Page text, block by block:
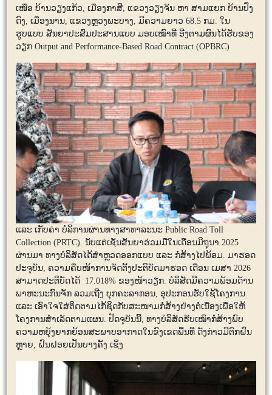
ເໜືອ ບ້ານວຽງແກ້ວ, ເມືອງກາສີ, ແຂວງວຽງຈັນ ຫາ ສາມແຍກ ບ້ານປົ່ງ
ດົງ, ເມືອງນານ, ແຂວງຫຼວງພະບາງ, ມີຄວາມຍາວ 68.5 ກມ. ໃນ
ຮູບແບບ ສັນຍາປະສົມປະສານແບບ ມອບເໝົາທີ່ ອີງຕາມຜົນໄດ້ຮັບຂອງ
ວຽກ Output and Performance-Based Road Contract (OPBRC)
ແລະ ເກັບຄ່າ ບໍລິການຜ່ານທາງສາທາລະນະ Public Road Toll
Collection (PRTC). ນັບແຕ່ເຊັນສັນຍາຮ່ວມມືໃນເດືອນມິຖຸນາ 2025
ຜ່ານມາ ທາງບໍລິສັດໄດ້ສຳຫຼວດອອກແບບ ແລະ ກໍ່ສ້າງໄປພ້ອມ. ມາຮອດ
ປະຈຸບັນ, ຄວາມຄືບໜ້າການຈັດຕັ້ງປະຕິບັດມາຮອດ ເດືອນ ເມສາ 2026
ສາມາດປະຕິບັດໄດ້ 17.018% ຂອງໜ້າວຽກ. ບໍລິສັດມີຄວາມພ້ອມດ້ານ
ພາຫະນະກົນຈັກ ລວມເຖີງ ບຸກຄະລາກອນ, ອຸປະກອນຮັບໃຊ້ໂຄງການ
ແລະ ເອົາໃຈໃສ່ຕິດຕາມໄກ້ຊິດກັບສະໜາມກໍ່ສ້າງຢ່າງຕໍ່ເນື່ອງເພື່ອໃຫ້
ໂຄງການສຳເລັດຕາມແຜນ. ປັດຈຸບັນນີ້, ທາງບໍລິສັດຮັບເໝົາກໍ່ສ້າງພົບ
ຄວາມຫຍຸ້ງຍາກຍ້ອນສະພາບອາກາດໃນຂົງເຂດພື້ນທີ່ ດັ່ງກ່າວມີຕົກຝົນ
ຫຼາຍ, ຝົນຝອຍເປັນບາງຄັ້ງ ເຊິ່ງ